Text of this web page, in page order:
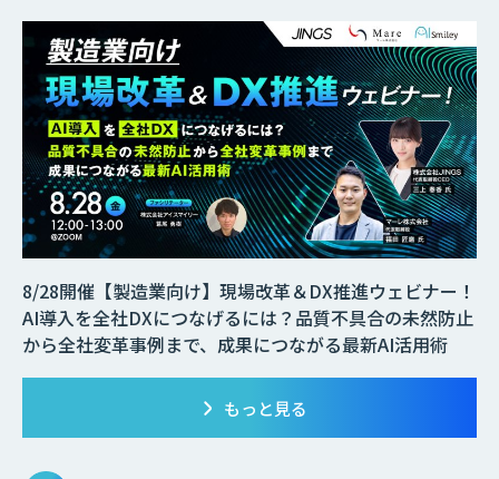
8/28開催【製造業向け】現場改革＆DX推進ウェビナー！
AI導入を全社DXにつなげるには？品質不具合の未然防止
から全社変革事例まで、成果につながる最新AI活用術
もっと見る